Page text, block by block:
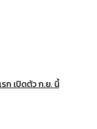
ก เปิดตัว ก.ย. นี้